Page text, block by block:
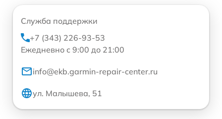
Служба поддержки
+7 (343) 226-93-53
Ежедневно с 9:00 до 21:00
info@ekb.garmin-repair-center.ru
ул. Малышева, 51